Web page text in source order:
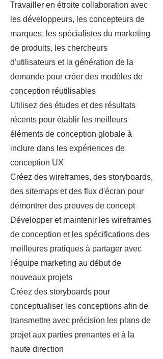
Travailler en étroite collaboration avec
les développeurs, les concepteurs de
marques, les spécialistes du marketing
de produits, les chercheurs
d'utilisateurs et la génération de la
demande pour créer des modèles de
conception réutilisables
Utilisez des études et des résultats
récents pour établir les meilleurs
éléments de conception globale à
inclure dans les expériences de
conception UX
Créez des wireframes, des storyboards,
des sitemaps et des flux d'écran pour
démontrer des preuves de concept
Développer et maintenir les wireframes
de conception et les spécifications des
meilleures pratiques à partager avec
l'équipe marketing au début de
nouveaux projets
Créez des storyboards pour
conceptualiser les conceptions afin de
transmettre avec précision les plans de
projet aux parties prenantes et à la
haute direction